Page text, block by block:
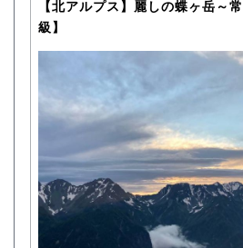
【北アルプス】麗しの蝶ヶ岳～
級】